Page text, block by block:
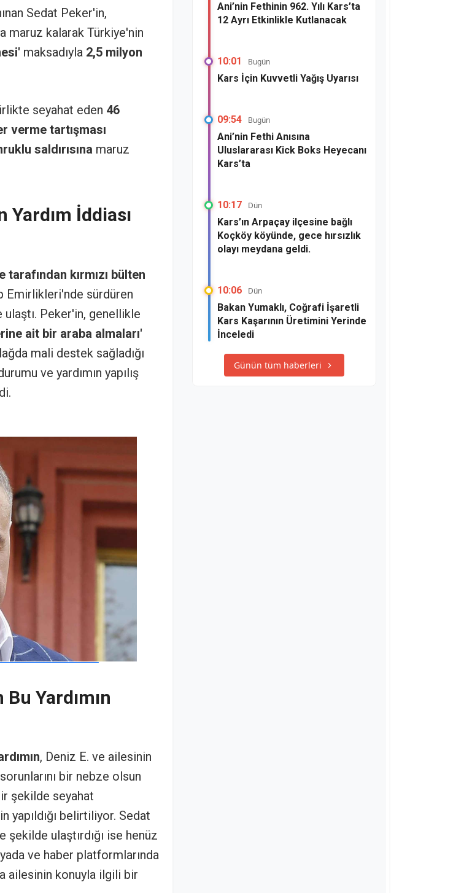
Sedat Peker'in,
maruz kalarak Türkiye'nin
maksadıyla 2,5 milyon
seyahat eden 46
verme tartışması
saldırısına maruz
Yardım İddiası
tarafından kırmızı bülten
Emirlikleri'nde sürdüren
ulaştı. Peker'in, genellikle
ait bir araba almaları'
mali destek sağladığı
ve yardımın yapılış
Yardımın
, Deniz E. ve ailesinin
bir nebze olsun
şekilde seyahat
yapıldığı belirtiliyor. Sedat
şekilde ulaştırdığı ise henüz
ve haber platformlarında
ailesinin konuyla ilgili bir
Ani’nin Fethinin 962. Yılı Kars’ta
12 Ayrı Etkinlikle Kutlanacak
10:01 Bugün
Kars İçin Kuvvetli Yağış Uyarısı
09:54 Bugün
Ani’nin Fethi Anısına
Uluslararası Kick Boks Heyecanı
Kars’ta
10:17 Dün
Kars’ın Arpaçay ilçesine bağlı
Koçköy köyünde, gece hırsızlık
olayı meydana geldi.
10:06 Dün
Bakan Yumaklı, Coğrafi İşaretli
Kars Kaşarının Üretimini Yerinde
İnceledi
Günün tüm haberleri